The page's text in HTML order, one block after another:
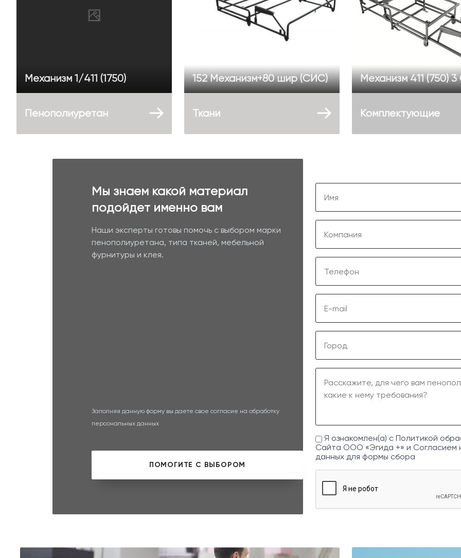
Механизм 1/411 (1750) 152 Механизм+80 шир (СИС) Механизм 411 (750) 3
Пенополиуретан Ткани Комплектующие
Мы знаем какой материал
подойдет именно вам
Наши эксперты готовы помочь с выбором марки
пенополиуретана, типа тканей, мебельной
фурнитуры и клея.
Заполняя данную форму вы даете свое согласие на обработку
персональных данных
Я ознакомлен(а) с Политикой
Сайта ООО «Эгида +» и Согласием
данных для формы сбора